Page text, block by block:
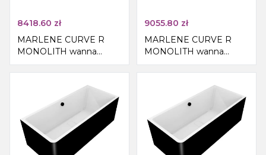
8418.60 zł
MARLENE CURVE R
MONOLITH wanna
wolnostojąca
przyścienna
biały/czarny
9055.80 zł
MARLENE CURVE R
MONOLITH wanna
wolnostojąca
przyścienna
biały/czarny